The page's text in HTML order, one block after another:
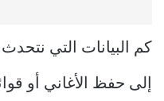
كم البيانات التي
إلى حفظ الأغاني أو